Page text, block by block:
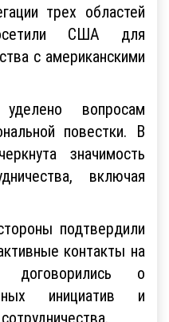
трех областей
США для
с американскими
вопросам
повестки. В
значимость
включая
подтвердили
контакты на
о
инициатив и